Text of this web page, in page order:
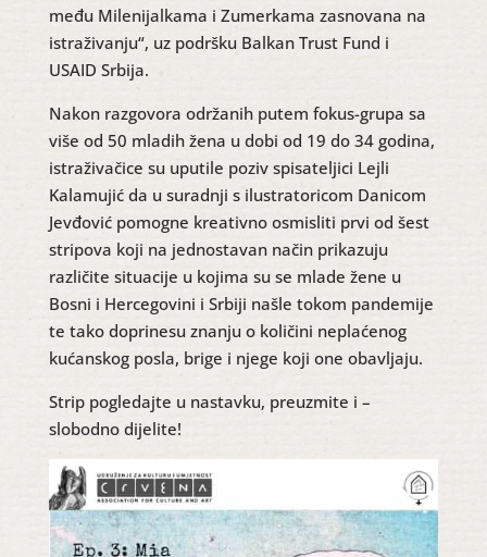
među Milenijalkama i Zumerkama zasnovana na
istraživanju“, uz podršku Balkan Trust Fund i
USAID Srbija.
Nakon razgovora održanih putem fokus-grupa sa
više od 50 mladih žena u dobi od 19 do 34 godina,
istraživačice su uputile poziv spisateljici Lejli
Kalamujić da u suradnji s ilustratoricom Danicom
Jevđović pomogne kreativno osmisliti prvi od šest
stripova koji na jednostavan način prikazuju
različite situacije u kojima su se mlade žene u
Bosni i Hercegovini i Srbiji našle tokom pandemije
te tako doprinesu znanju o količini neplaćenog
kućanskog posla, brige i njege koji one obavljaju.
Strip pogledajte u nastavku, preuzmite i –
slobodno dijelite!